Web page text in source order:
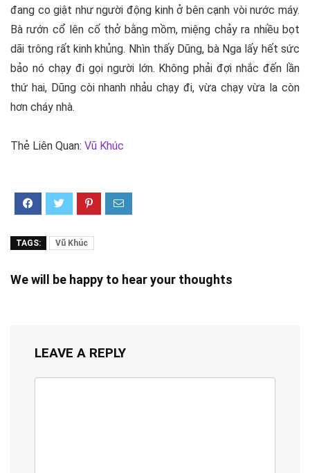
đang co giật như người động kinh ở bên cạnh vòi nước máy.
Bà rướn cổ lên cố thở bằng mồm, miệng chảy ra nhiều bọt
dãi trông rất kinh khủng. Nhìn thấy Dũng, bà Nga lấy hết sức
bảo nó chạy đi gọi người lớn. Không phải đợi nhắc đến lần
thứ hai, Dũng còi nhanh nhảu chạy đi, vừa chạy vừa la còn
hơn cháy nhà.
Thẻ Liên Quan: Vũ Khúc
TAGS: Vũ Khúc
We will be happy to hear your thoughts
LEAVE A REPLY